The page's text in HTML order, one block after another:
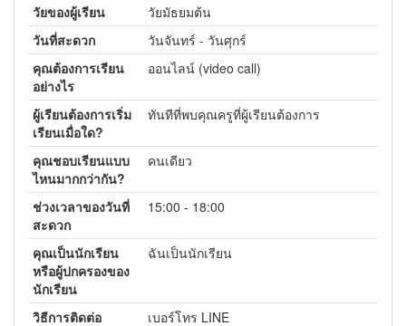
วัยของผู้เรียน
วัยมัธยมต้น
วันที่สะดวก
วันจันทร์ - วันศุกร์
คุณต้องการเรียน
อย่างไร
ออนไลน์ (video call)
ผู้เรียนต้องการเริ่ม
เรียนเมื่อใด?
ทันทีที่พบคุณครูที่ผู้เรียนต้องการ
คุณชอบเรียนแบบ
ไหนมากกว่ากัน?
คนเดียว
ช่วงเวลาของวันที่
สะดวก
15:00 - 18:00
คุณเป็นนักเรียน
หรือผู้ปกครองของ
นักเรียน
ฉันเป็นนักเรียน
วิธีการติดต่อ เบอร์โทร LINE